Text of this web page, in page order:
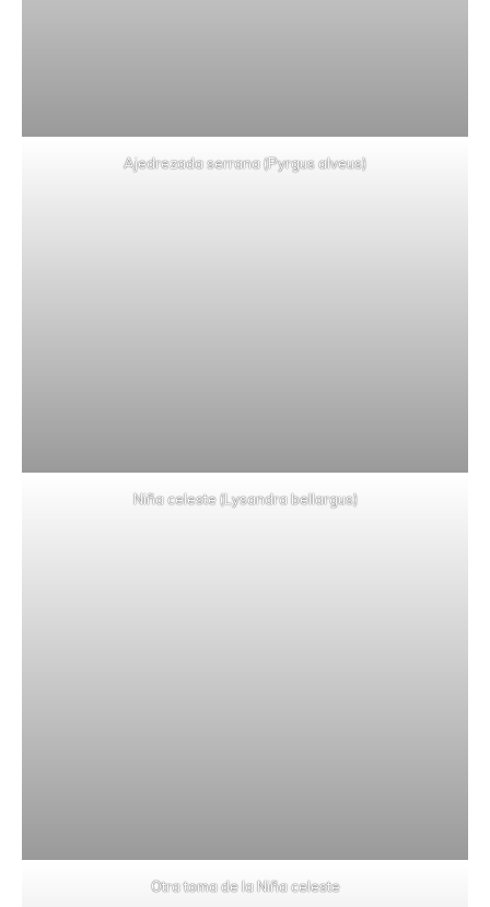
Ajedrezada serrana (Pyrgus alveus)
Niña celeste (Lysandra bellargus)
Otra toma de la Niña celeste